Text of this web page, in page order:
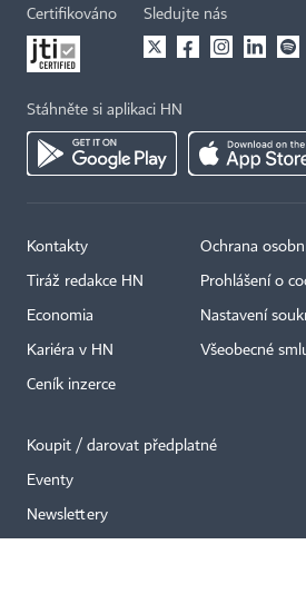
Certifikováno Sledujte nás
Stáhněte si aplikaci HN
Kontakty
Tiráž redakce HN
Economia
Kariéra v HN
Ceník inzerce
Ochrana
Prohlášení o
Nastavení
Všeobecné
Koupit / darovat předplatné
Eventy
Newslettery